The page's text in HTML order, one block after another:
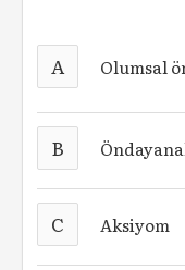
A Olumsal
B
C Aksiyom